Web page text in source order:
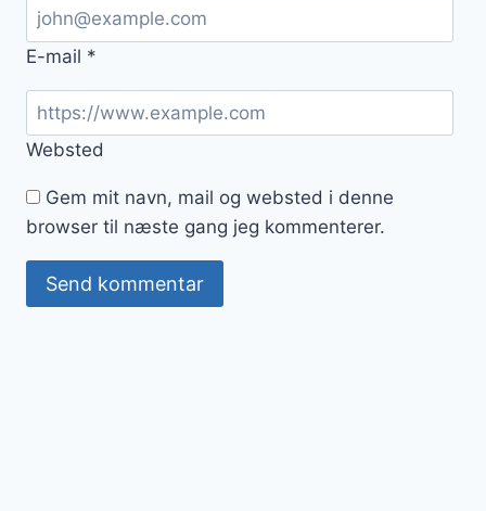
E-mail *
Websted
Gem mit navn, mail og websted i denne
browser til næste gang jeg kommenterer.